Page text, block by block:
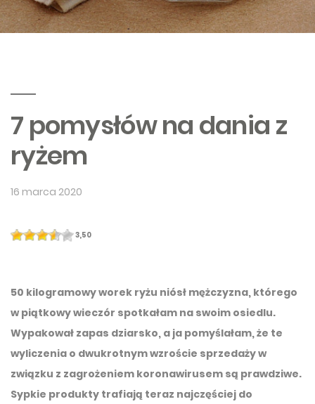
7 pomysłów na dania z
ryżem
16 marca 2020
3,50
50 kilogramowy worek ryżu niósł mężczyzna, którego
w piątkowy wieczór spotkałam na swoim osiedlu.
Wypakował zapas dziarsko, a ja pomyślałam, że te
wyliczenia o dwukrotnym wzroście sprzedaży w
związku z zagrożeniem koronawirusem są prawdziwe.
Sypkie produkty trafiają teraz najczęściej do